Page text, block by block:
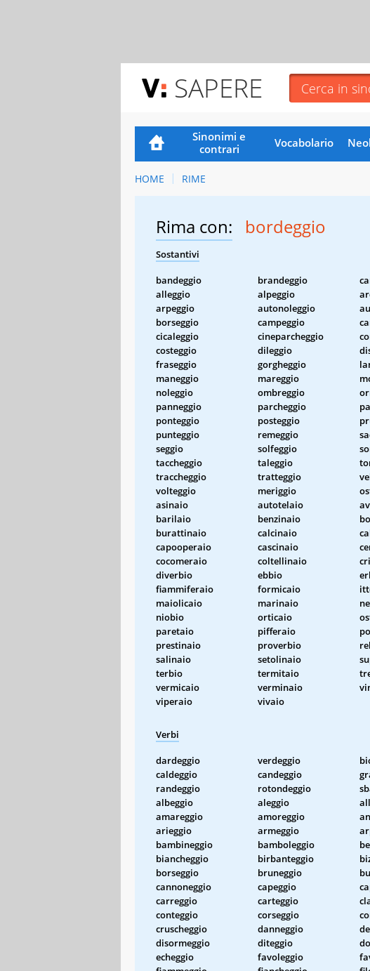
SAPERE
Sinonimi e
contrari
Vocabolario
HOME RIME
Rima con: bordeggio
Sostantivi
bandeggio brandeggio
alleggio
alpeggio
arpeggio
autonoleggio
borseggio
campeggio
cicaleggio
cineparcheggio
costeggio
dileggio
fraseggio
gorgheggio
maneggio
mareggio
noleggio
ombreggio
panneggio
parcheggio
ponteggio
posteggio
punteggio
remeggio
seggio
solfeggio
taccheggio
taleggio
traccheggio
tratteggio
volteggio
meriggio
asinaio
autotelaio
barilaio
benzinaio
burattinaio
calcinaio
capooperaio
cascinaio
cocomeraio
coltellinaio
diverbio
ebbio
fiammiferaio
formicaio
maiolicaio
marinaio
niobio
orticaio
paretaio
pifferaio
prestinaio
proverbio
salinaio
setolinaio
terbio
termitaio
vermicaio
verminaio
viperaio
vivaio
Verbi
dardeggio verdeggio
caldeggio
candeggio
randeggio
rotondeggio
albeggio
aleggio
amareggio
amoreggio
arieggio
armeggio
bambineggio
bamboleggio
biancheggio
birbanteggio
borseggio
bruneggio
cannoneggio
capeggio
carreggio
carteggio
conteggio
corseggio
cruscheggio
danneggio
disormeggio
diteggio
echeggio
favoleggio